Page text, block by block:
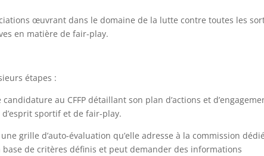
œuvrant dans le domaine de la lutte contre toutes les
en matière de fair-play.
étapes :
au CFFP détaillant son plan d’actions et
sportif et de fair-play.
grille d’auto-évaluation qu’elle adresse à la commission
de critères définis et peut demander des informations